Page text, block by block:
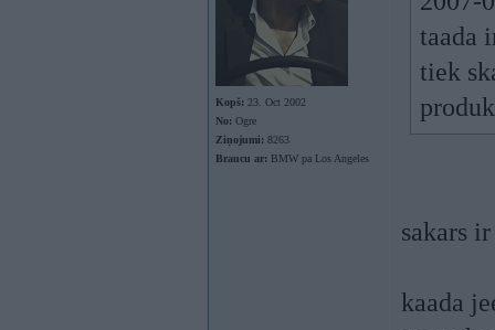
Kopš: 23. Oct 2002
No: Ogre
Ziņojumi: 8263
Braucu ar: BMW pa Los Angeles
taada
tiek
sakars
kaada